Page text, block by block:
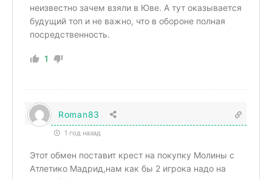
неизвестно зачем взяли в Юве. А тут оказывается
будущий топ и не важно, что в обороне полная
посредственность.
1
Roman83
1 год назад
Этот обмен поставит крест на покупку Молины с
Атлетико Мадрид,нам как бы 2 игрока надо на